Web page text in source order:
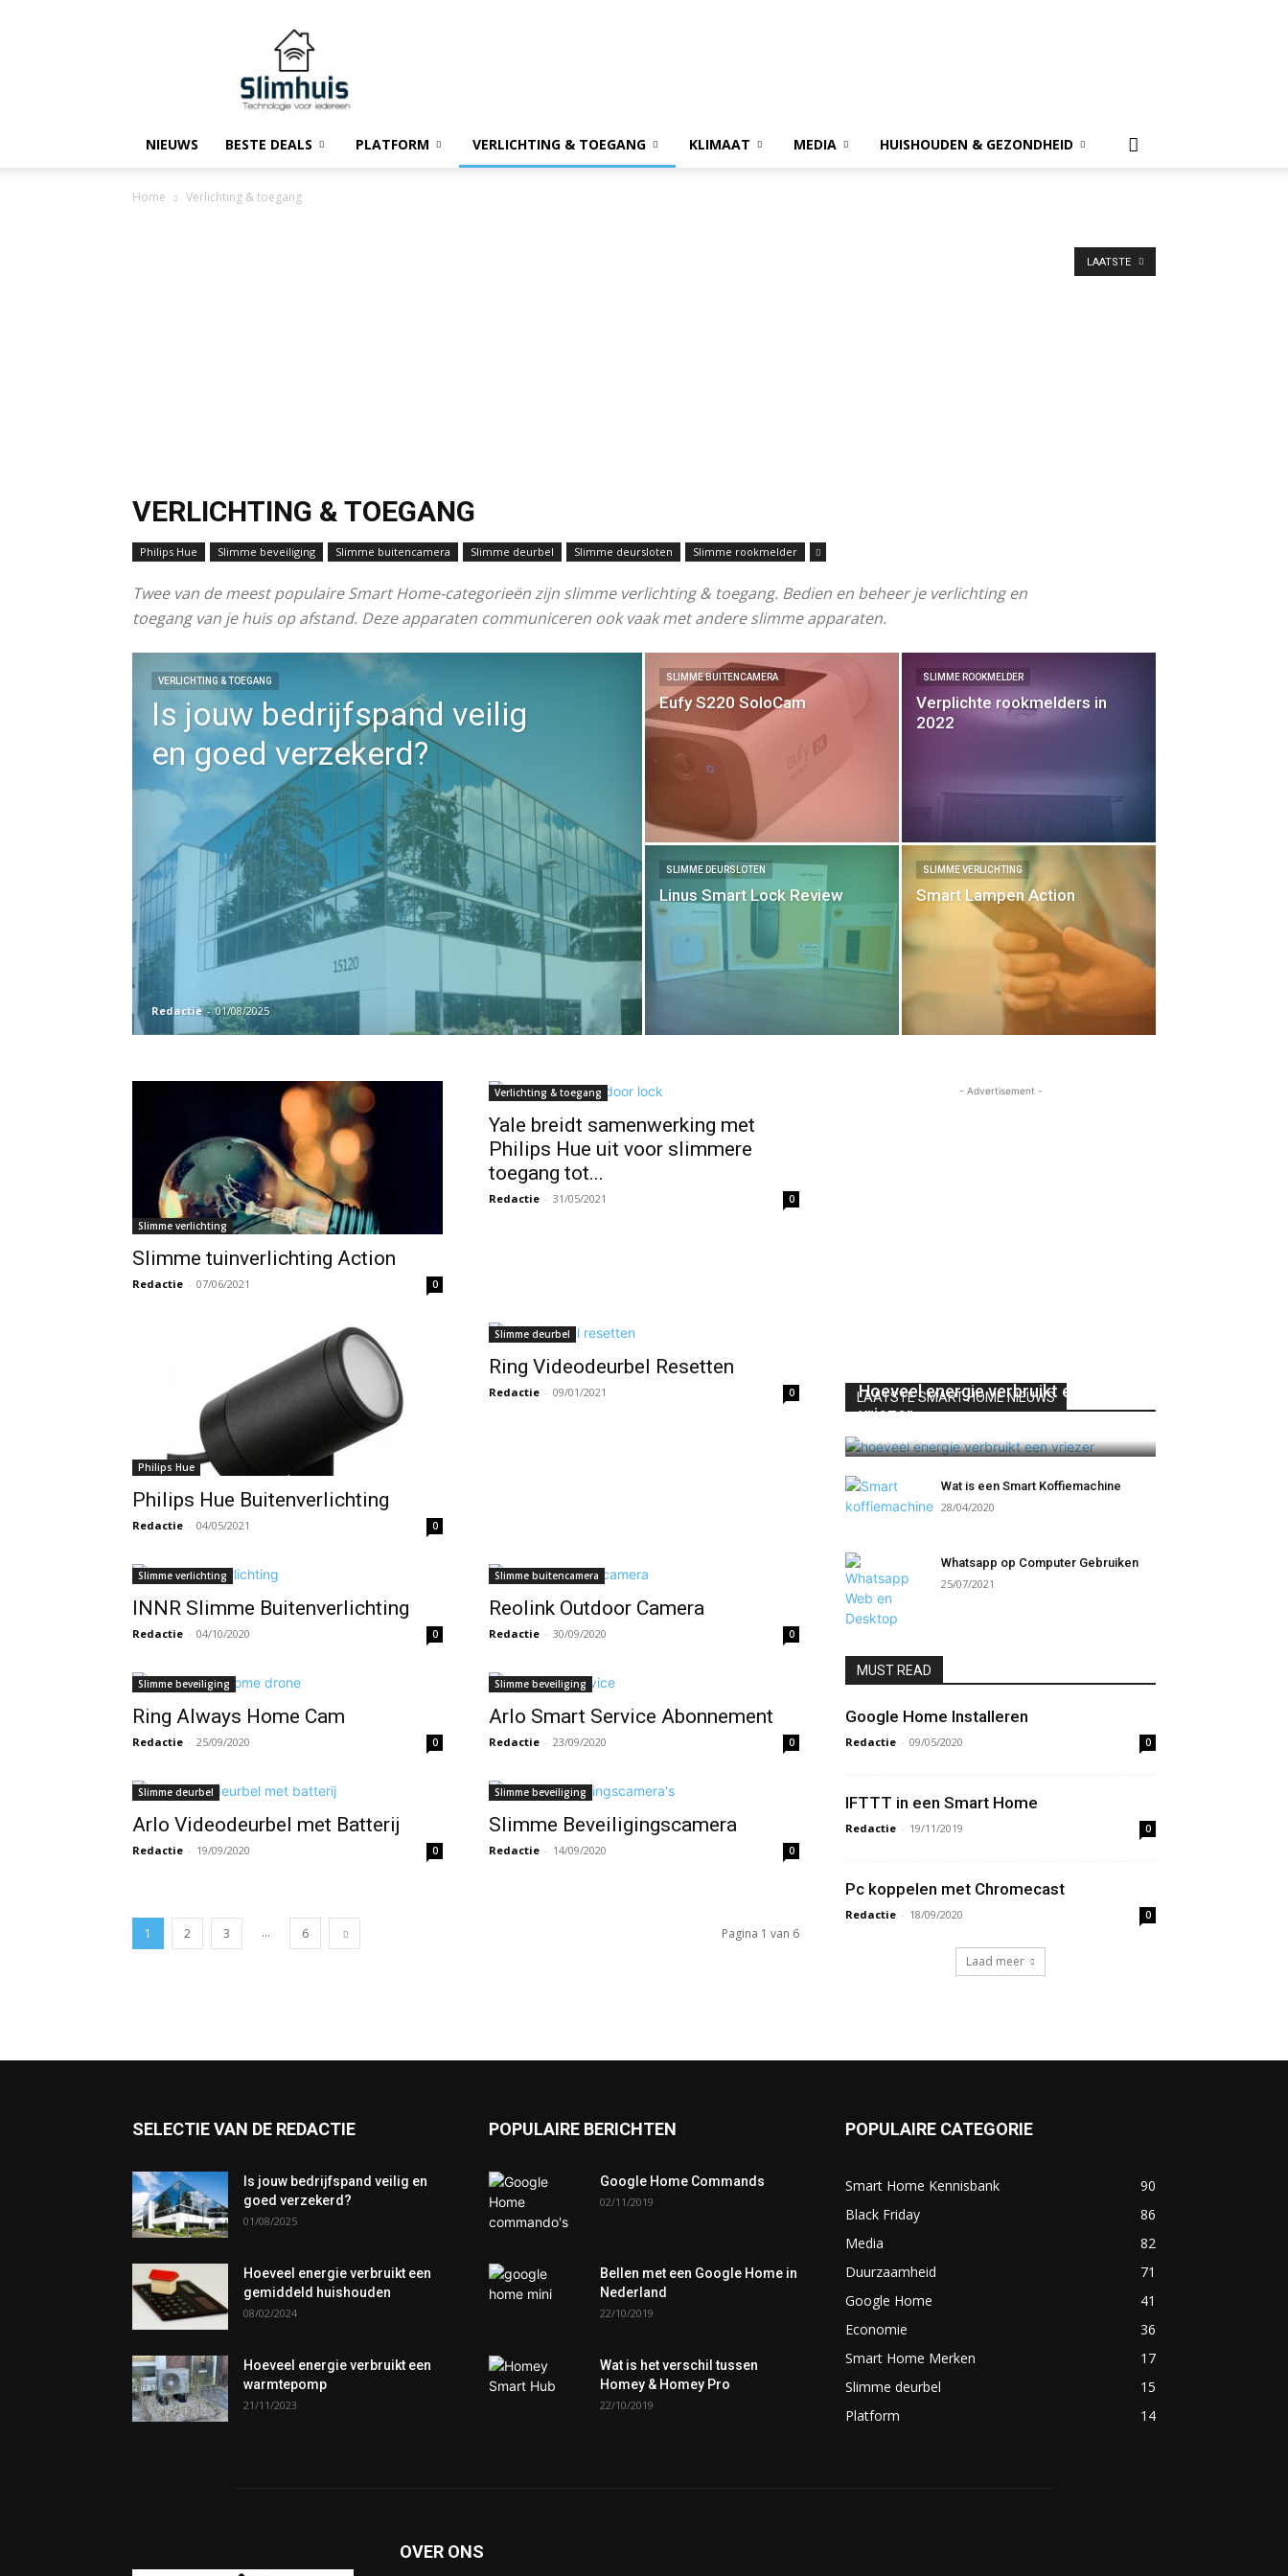
Slimhuis.tech
NIEUWS BESTE DEALS PLATFORM VERLICHTING & TOEGANG KLIMAAT MEDIA HUISHOUDEN & GEZONDHEID
Home Verlichting & toegang
VERLICHTING & TOEGANG
Philips Hue Slimme beveiliging Slimme buitencamera Slimme deurbel Slimme deursloten Slimme rookmelder
Twee van de meest populaire Smart Home-categorieën zijn slimme verlichting & toegang. Bedien en beheer je verlichting en
toegang van je huis op afstand. Deze apparaten communiceren ook vaak met andere slimme apparaten.
LAATSTE
VERLICHTING & TOEGANG
Is jouw bedrijfspand veilig
en goed verzekerd?
Redactie - 01/08/2025
SLIMME BUITENCAMERA
Eufy S220 SoloCam
SLIMME ROOKMELDER
Verplichte rookmelders in
2022
SLIMME DEURSLOTEN
Linus Smart Lock Review
SLIMME VERLICHTING
Smart Lampen Action
Slimme verlichting
Slimme tuinverlichting Action
Redactie - 07/06/2021 0
Verlichting & toegang
Yale breidt samenwerking met
Philips Hue uit voor slimmere
toegang tot...
Redactie - 31/05/2021 0
Philips Hue
Philips Hue Buitenverlichting
Redactie - 04/05/2021 0
Slimme deurbel
Ring Videodeurbel Resetten
Redactie - 09/01/2021 0
Slimme verlichting
INNR Slimme Buitenverlichting
Redactie - 04/10/2020 0
Slimme buitencamera
Reolink Outdoor Camera
Redactie - 30/09/2020 0
Slimme beveiliging
Ring Always Home Cam
Redactie - 25/09/2020 0
Slimme beveiliging
Arlo Smart Service Abonnement
Redactie - 23/09/2020 0
Slimme deurbel
Arlo Videodeurbel met Batterij
Redactie - 19/09/2020 0
Slimme beveiliging
Slimme Beveiligingscamera
Redactie - 14/09/2020 0
1 2 3 ... 6 Pagina 1 van 6
- Advertisement -
LAATSTE SMART HOME NIEUWS
Hoeveel energie verbruikt een
vriezer
Redactie - 23/10/2022 0
Wat is een Smart Koffiemachine
28/04/2020
Whatsapp op Computer Gebruiken
25/07/2021
MUST READ
Google Home Installeren
Redactie - 09/05/2020 0
IFTTT in een Smart Home
Redactie - 19/11/2019 0
Pc koppelen met Chromecast
Redactie - 18/09/2020 0
Laad meer
SELECTIE VAN DE REDACTIE
Is jouw bedrijfspand veilig en
goed verzekerd?
01/08/2025
Hoeveel energie verbruikt een
gemiddeld huishouden
08/02/2024
Hoeveel energie verbruikt een
warmtepomp
21/11/2023
POPULAIRE BERICHTEN
Google Home Commands
02/11/2019
Bellen met een Google Home in
Nederland
22/10/2019
Wat is het verschil tussen
Homey & Homey Pro
22/10/2019
POPULAIRE CATEGORIE
Smart Home Kennisbank
90
Black Friday
86
Media
82
Duurzaamheid
71
Google Home
41
Economie
36
Smart Home Merken
17
Slimme deurbel
15
Platform
14
OVER ONS